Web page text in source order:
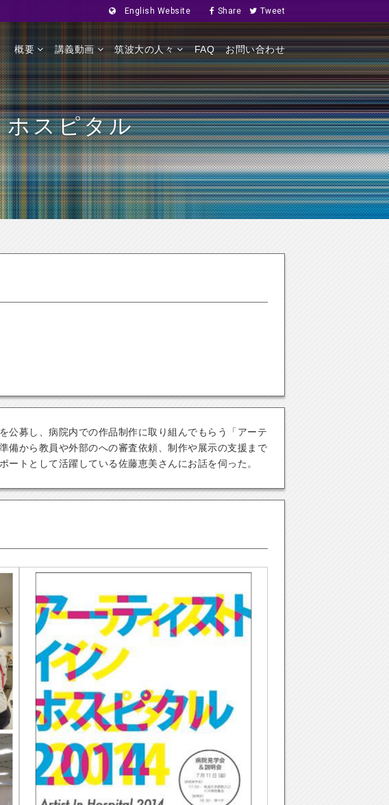
English Website Share Tweet
概要 講義動画 筑波大の人々 FAQ お問い合わせ
スピタル
公募し、病院内での作品制作に取り組んでもらう「アーテ
備から教員や外部のへの審査依頼、制作や展示の支援まで
トとして活躍している佐藤恵美さんにお話を伺った。